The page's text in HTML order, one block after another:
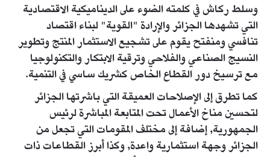
وسلط ركاش في كلمته الضوء على الديناميكية الاقتصادية
التي تشهدها الجزائر والإرادة "القوية" لبناء اقتصاد
تنافسي ومنفتح يقوم على تشجيع الاستثمار المنتج وتطوير
النسيج الصناعي والفلاحي وترقية الابتكار والتكنولوجيا
مع ترسيخ دور القطاع الخاص كشريك ساسي في التنمية.
كما تطرق إلى الإصلاحات العميقة التي باشرتها الجزائر
لتحسين مناخ الأعمال تحت المتابعة المباشرة لرئيس
الجمهورية, إضافة إلى مختلف المقومات التي تجعل من
الجزائر وجهة استثمارية واعدة, وكذا أبرز القطاعات ذات